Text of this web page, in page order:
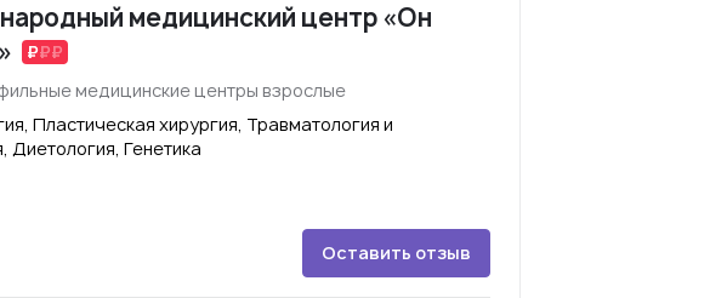
медицинский центр «Он
медицинские центры взрослые
Пластическая хирургия, Травматология и
Диетология, Генетика
Оставить отзыв